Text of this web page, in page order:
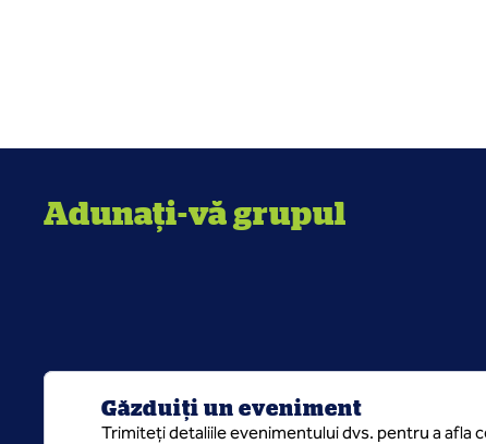
Adunați-vă grupul
Găzduiți un eveniment
Trimiteți detaliile evenimentului dvs. pentru a afla